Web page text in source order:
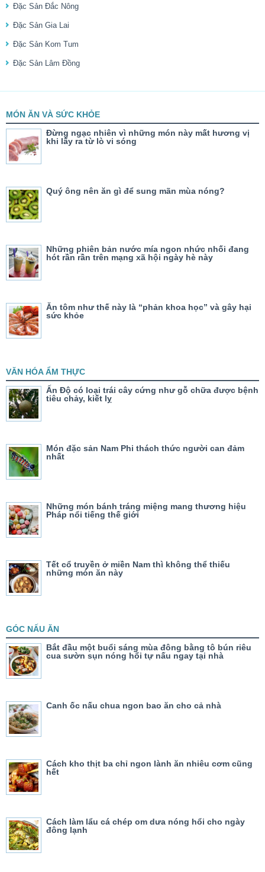
Đặc Sản Đắc Nông
Đặc Sản Gia Lai
Đặc Sản Kom Tum
Đặc Sản Lâm Đồng
MÓN ĂN VÀ SỨC KHỎE
Đừng ngạc nhiên vì những món này mất hương vị
khi lấy ra từ lò vi sóng
Quý ông nên ăn gì để sung mãn mùa nóng?
Những phiên bản nước mía ngon nhức nhối đang
hót rần rần trên mạng xã hội ngày hè này
Ăn tôm như thế này là “phản khoa học” và gây hại
sức khỏe
VĂN HÓA ẨM THỰC
Ấn Độ có loại trái cây cứng như gỗ chữa được bệnh
tiêu chảy, kiết lỵ
Món đặc sản Nam Phi thách thức người can đảm
nhất
Những món bánh tráng miệng mang thương hiệu
Pháp nổi tiếng thế giới
Tết cổ truyền ở miền Nam thì không thể thiếu
những món ăn này
GÓC NẤU ĂN
Bắt đầu một buổi sáng mùa đông bằng tô bún riêu
cua sườn sụn nóng hổi tự nấu ngay tại nhà
Canh ốc nấu chua ngon bao ăn cho cả nhà
Cách kho thịt ba chỉ ngon lành ăn nhiêu cơm cũng
hết
Cách làm lẩu cá chép om dưa nóng hổi cho ngày
đông lạnh